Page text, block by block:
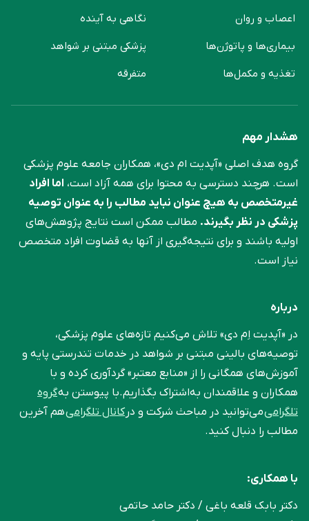
اعصاب و روان
بیماری‌ها و پاتوژن‌ها
تغذیه و مکمل‌ها
نگاهی به آینده
پزشکی مبتنی بر شواهد
متفرقه
هشدار مهم
گروه هدف اصلی «آپدیت ام دی»، همکاران جامعه علوم ‌پزشکی
است. هرچند دسترسی به محتوا برای همه آزاد است، اما افراد
غیرمتخصص به هیچ عنوان نباید مطالب را به عنوان توصیه
پزشکی در نظر بگیرند. مطالب ممکن است نتایج پژوهش‌های
اولیه باشند و برای نتیجه‌گیری از آنها به قضاوت افراد متخصص
نیاز است.
درباره
در «آپدیت اِم دی» تلاش می‌کنیم تازه‌های علوم پزشکی،
توصیه‌های بالینی مبتنی بر شواهد در خدمات تندرستی پایه و
آموزش‌های همگانی را از «منابع معتبر» گردآوری کرده و با
همکاران و علاقمندان به‌اشتراک بگذاریم.با پیوستن بهگروه
تلگرامیمی‌توانید در مباحث شرکت و درکانال تلگرامیهم آخرین
مطالب را دنبال کنید.
با همکاری:
دکتر بابک قلعه‌ باغی / دکتر حامد حاتمی